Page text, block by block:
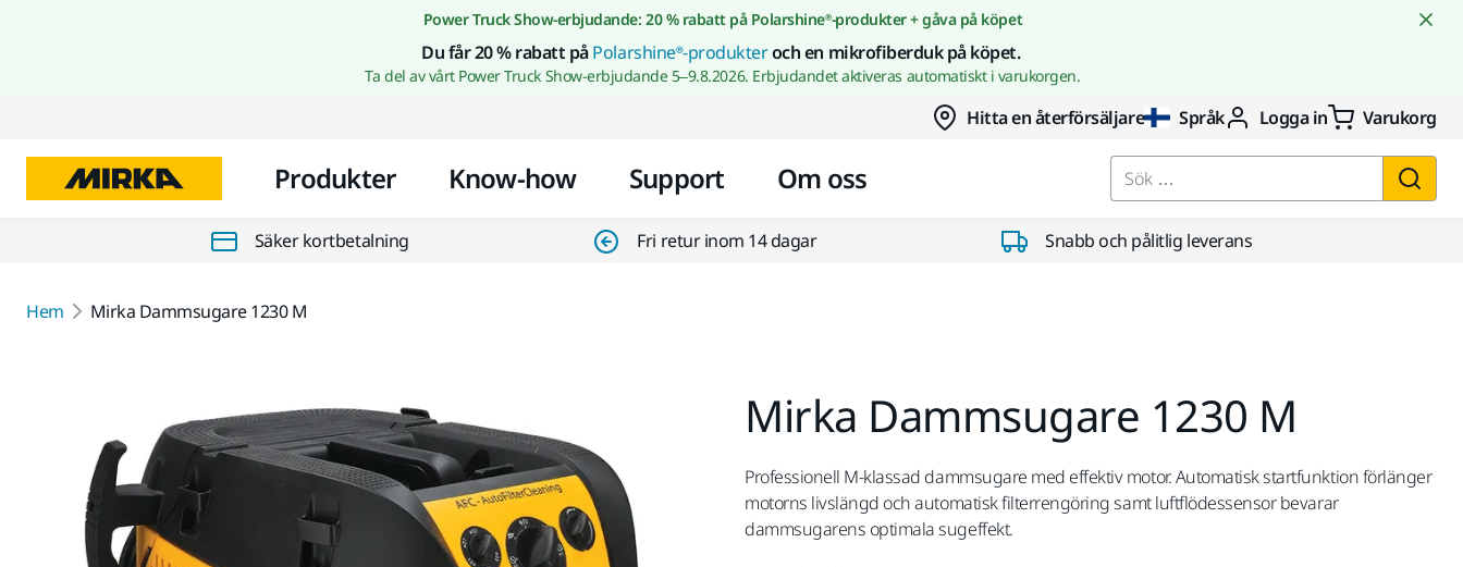
Gå till innehållet
Power Truck Show-erbjudande: 20 % rabatt på Polarshine®-produkter + gåva på köpet
Du får 20 % rabatt påPolarshine®-produkteroch en mikrofiberduk på köpet.
Ta del av vårt Power Truck Show-erbjudande 5–9.8.2026. Erbjudandet aktiveras automatiskt i varukorgen.
Hitta en återförsäljare Språk Logga in Varukorg
Produkter Know-how Support Om oss Sök …
Säker kortbetalning Fri retur inom 14 dagar Snabb och pålitlig leverans
Hem Mirka Dammsugare 1230 M
Mirka Dammsugare 1230 M
Professionell M-klassad dammsugare med effektiv motor. Automatisk startfunktion förlänger
motorns livslängd och automatisk filterrengöring samt luftflödessensor bevarar
dammsugarens optimala sugeffekt.